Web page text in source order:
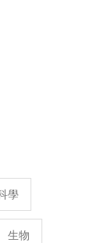
學
生物